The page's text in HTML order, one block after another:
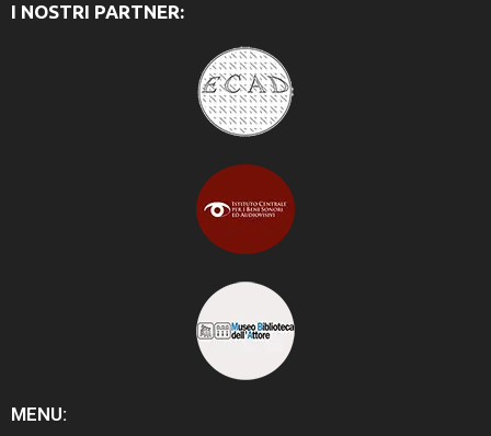
I NOSTRI PARTNER:
MENU: